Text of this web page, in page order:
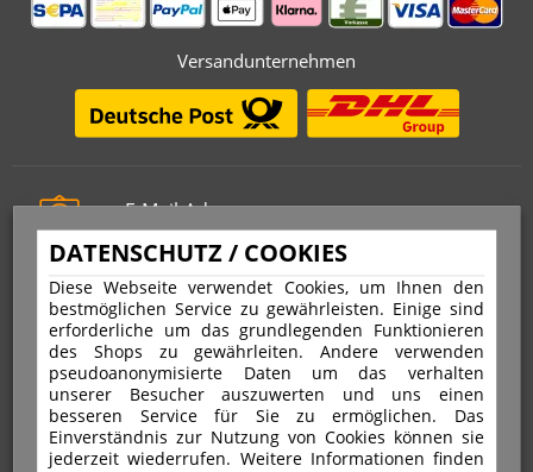
DATENSCHUTZ / COOKIES
Diese Webseite verwendet Cookies, um Ihnen den
bestmöglichen Service zu gewährleisten. Einige sind
erforderliche um das grundlegenden Funktionieren
des Shops zu gewährleiten. Andere verwenden
pseudoanonymisierte Daten um das verhalten
unserer Besucher auszuwerten und uns einen
besseren Service für Sie zu ermöglichen. Das
Einverständnis zur Nutzung von Cookies können sie
jederzeit wiederrufen. Weitere Informationen finden
Versandunternehmen
E-Mail-Adresse
info@stempelfritz.de
Telefon
0221 677 812 08
Über uns
VERTRAG WIDERRUFEN IMPRESSUM